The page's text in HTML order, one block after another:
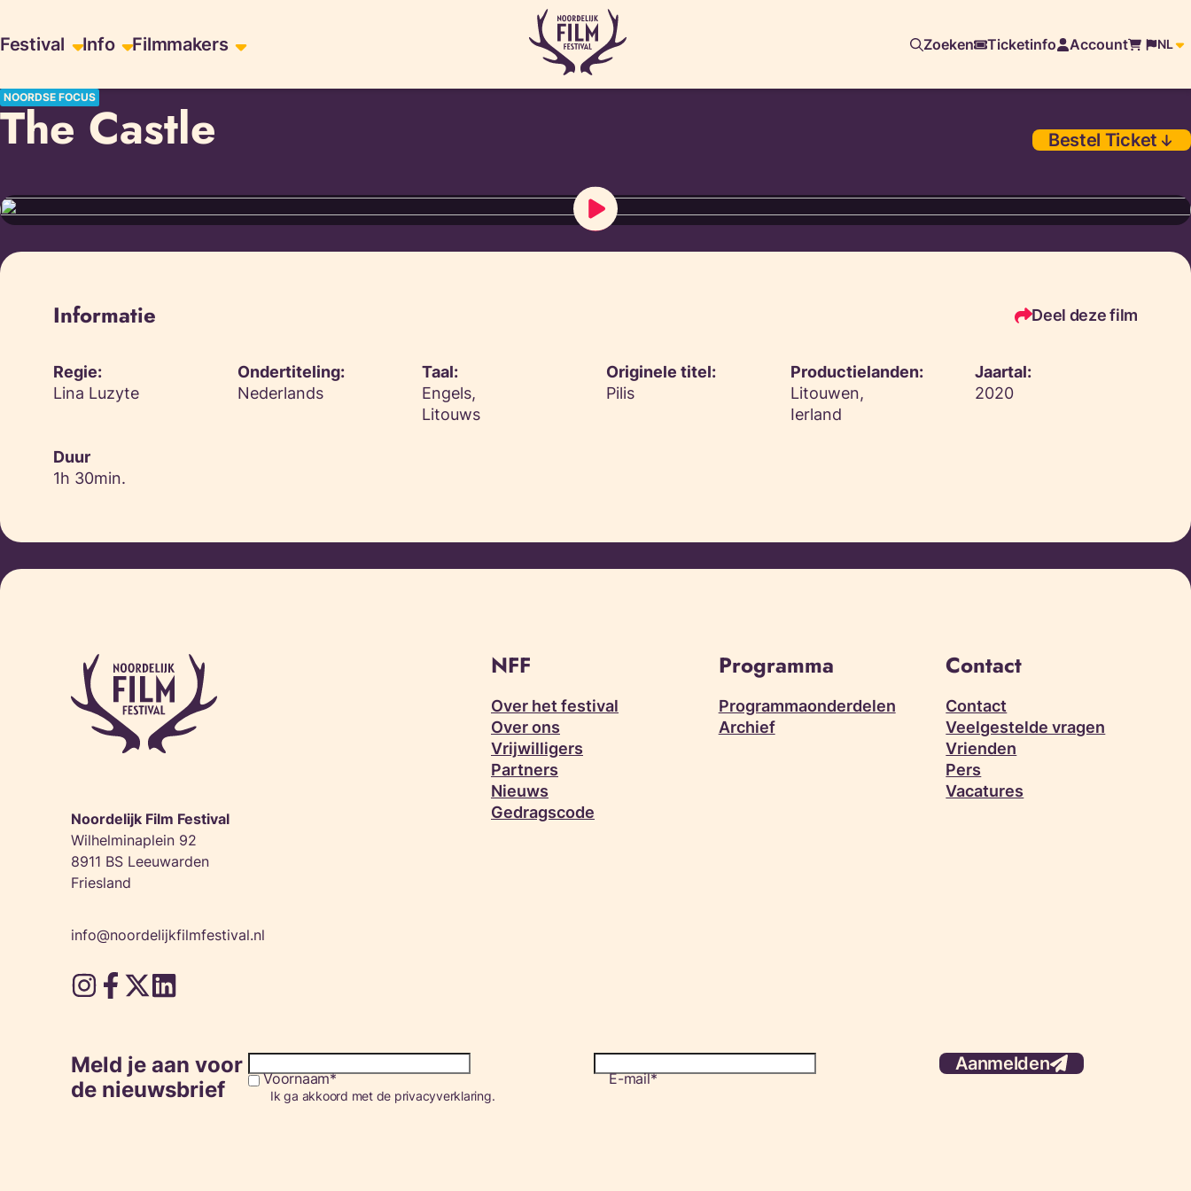
Festival Info Filmmakers Zoeken Ticketinfo Account NL
NOORDSE FOCUS
The Castle Bestel Ticket
Informatie Deel deze film
Regie:
Lina Luzyte
Ondertiteling:
Nederlands
Taal:
Engels,
Litouws
Originele titel:
Pilis
Productielanden:
Litouwen,
Ierland
Jaartal:
2020
Duur
1h 30min.
Noordelijk Film Festival
Wilhelminaplein 92
8911 BS Leeuwarden
Friesland
info@noordelijkfilmfestival.nl
NFF
Over het festival
Over ons
Vrijwilligers
Partners
Nieuws
Gedragscode
Programma
Programmaonderdelen
Archief
Contact
Contact
Veelgestelde vragen
Vrienden
Pers
Vacatures
Meld je aan voor
de nieuwsbrief
Voornaam E-mail
Consent
Ik ga akkoord met de privacyverklaring.
Aanmelden